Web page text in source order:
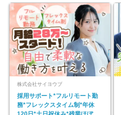
株式会社サイヨウブ
採用サポート*フルリモート勤
務*フレックスタイム制*年休